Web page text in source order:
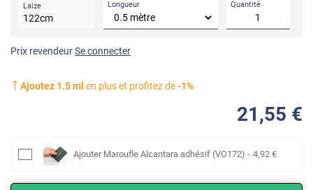
Laize
122cm
Longueur Quantité
Prix revendeurSe connecter
Ajoutez 1.5ml en plus et profitez de-1%
21 ,55 €
Ajouter Maroufle Alcantara adhésif (VO172) - 4,92 €